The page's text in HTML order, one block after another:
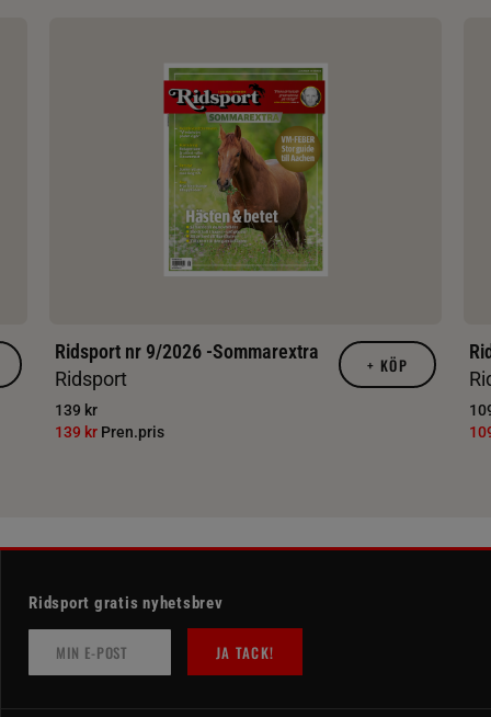
Ridsport nr 9/2026 -Sommarextra
Ridsport
139 kr
139 kr Pren.pris
+ KÖP
Ridsport gratis nyhetsbrev
JA TACK!